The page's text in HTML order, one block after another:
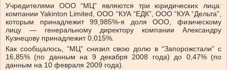
Учредителями ООО “МЦ” являются три юридических лица:
компании Yakinton Limited, ООО “КУА “ЕДК”, ООО “КУА “Дельта”,
которым принадлежит 99,985%-я доля ООО, физическому
лицу — генеральному директору компании Александру
Кузнецову принадлежит 0,015%.
Как сообщалось, “МЦ” снизил свою долю в “Запорожстали” с
16,85% (по данным на 9 декабря 2008 года) до 0,47% (по
данным на 10 февраля 2009 года).